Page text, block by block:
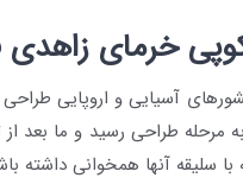
خرمای زاهدی
آسیایی و اروپایی
طراحی رسید و ما بعد
سلیقه آنها همخوانی